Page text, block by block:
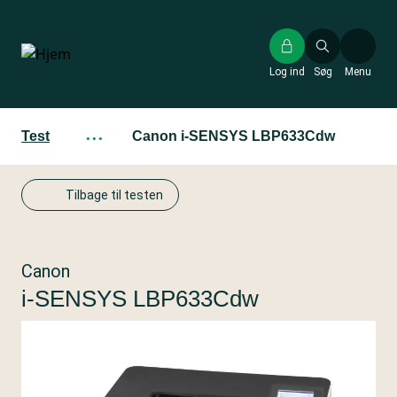
hovedindhold
Søg
Log ind Menu
Test ··· Canon i-SENSYS LBP633Cdw
Tilbage til testen
Canon
i-SENSYS LBP633Cdw